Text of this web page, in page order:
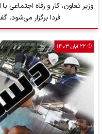
وزیر تعاون، کار و رفاه اجتماعی
فردا برگزار
۲۲ آبان ۱۴۰۳